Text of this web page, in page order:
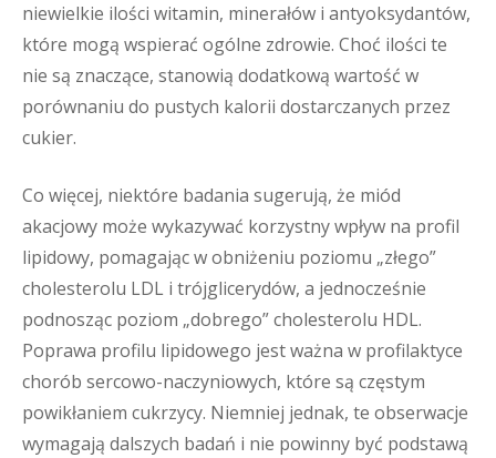
niewielkie ilości witamin, minerałów i antyoksydantów,
które mogą wspierać ogólne zdrowie. Choć ilości te
nie są znaczące, stanowią dodatkową wartość w
porównaniu do pustych kalorii dostarczanych przez
cukier.
Co więcej, niektóre badania sugerują, że miód
akacjowy może wykazywać korzystny wpływ na profil
lipidowy, pomagając w obniżeniu poziomu „złego”
cholesterolu LDL i trójglicerydów, a jednocześnie
podnosząc poziom „dobrego” cholesterolu HDL.
Poprawa profilu lipidowego jest ważna w profilaktyce
chorób sercowo-naczyniowych, które są częstym
powikłaniem cukrzycy. Niemniej jednak, te obserwacje
wymagają dalszych badań i nie powinny być podstawą